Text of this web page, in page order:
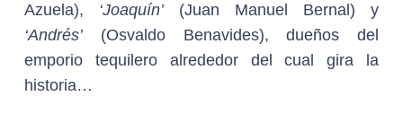
Azuela), ‘Joaquín’(Juan Manuel Bernal) y
‘Andrés’(Osvaldo Benavides), dueños del
emporio tequilero alrededor del cual gira la
historia…